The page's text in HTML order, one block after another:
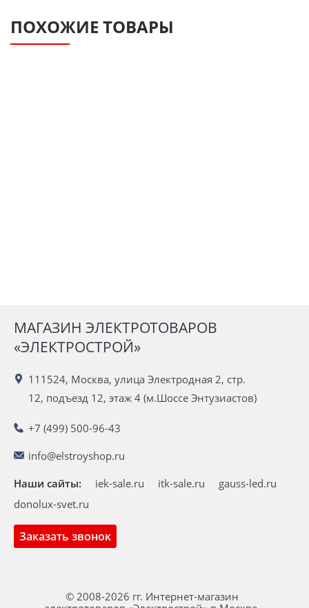
ПОХОЖИЕ ТОВАРЫ
МАГАЗИН ЭЛЕКТРОТОВАРОВ
«ЭЛЕКТРОСТРОЙ»
111524, Москва, улица Электродная 2, стр.
12, подъезд 12, этаж 4 (м.Шоссе Энтузиастов)
+7 (499) 500-96-43
info@elstroyshop.ru
Заказать звонок
Наши сайты: iek-sale.ru itk-sale.ru
gauss-led.ru
donolux-svet.ru
© 2008-2026 гг. Интернет-магазин